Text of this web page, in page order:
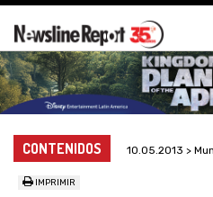
CONTENIDOS 10.05.2013 >
IMPRIMIR